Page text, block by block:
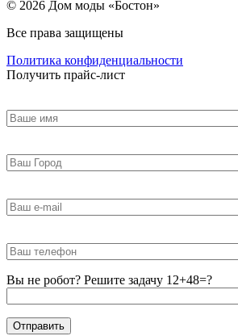
© 2026 Дом моды «Бостон»
Все права защищены
Политика конфиденциальности
Получить прайс-лист
Вы не робот? Решите задачу 12+48=?